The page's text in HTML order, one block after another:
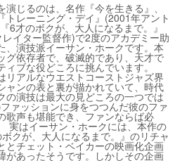
じるのは、名作『今を生きる』、
トレーニング・デイ』(2001年アント
6才のボクが、大人になるまで。』
イター監督作)で2度のアカデミー助
、演技派イーサン・ホークです。本
グ依存者で、破滅的であり、天才で
ィブな役どころに挑んでいます。
リアルなウエストコーストジャズ界
ャンの表と裏が描かれていて、時代
の演技は最大の見どころの一つでは
ァッションに身をつつんだ彼のファ
歌声も堪能でき、ファンならば必
実はイーサン・ホークには、本作の
クが、大人になるまで。』のリチャ
とチェット・ベイカーの映画化企画
があったそうです。しかしその企画